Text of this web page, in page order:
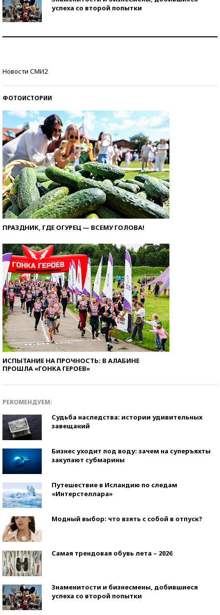
успеха со второй попытки
Новости СМИ2
ФОТОИСТОРИИ
ПРАЗДНИК, ГДЕ ОГУРЕЦ — ВСЕМУ ГОЛОВА!
ИСПЫТАНИЕ НА ПРОЧНОСТЬ: В АЛАБИНЕ
ПРОШЛА «ГОНКА ГЕРОЕВ»
РЕКОМЕНДУЕМ:
Судьба наследства: истории удивительных
завещаний
Бизнес уходит под воду: зачем на суперъяхты
закупают субмарины
Путешествие в Исландию по следам
«Интерстеллара»
Модный выбор: что взять с собой в отпуск?
Самая трендовая обувь лета – 2026
Знаменитости и бизнесмены, добившиеся
успеха со второй попытки